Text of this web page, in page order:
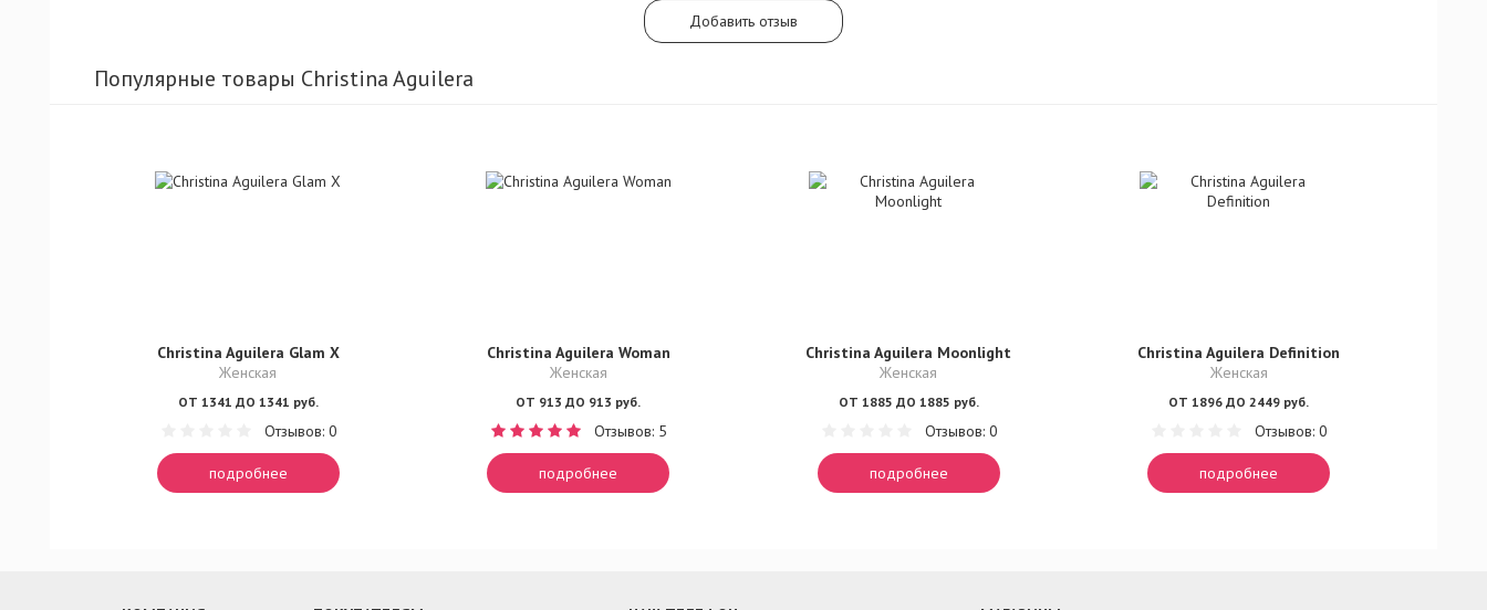
Добавить отзыв
Популярные товары Christina Aguilera
Christina Aguilera Glam X
Женская
ОТ 1341 ДО 1341 руб.
Отзывов: 0
подробнее
Christina Aguilera Woman
Женская
ОТ 913 ДО 913 руб.
Отзывов: 5
подробнее
Christina Aguilera Moonlight
Женская
ОТ 1885 ДО 1885 руб.
Отзывов: 0
подробнее
Christina Aguilera Definition
Женская
ОТ 1896 ДО 2449 руб.
Отзывов: 0
подробнее